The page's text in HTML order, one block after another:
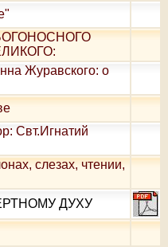
Журавского: о
Свт.Игнатий
слезах, чтении,
ДУХУ